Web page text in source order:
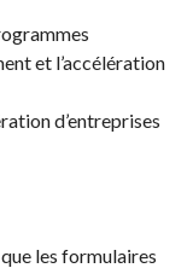
et l’accélération
d’entreprises
les formulaires